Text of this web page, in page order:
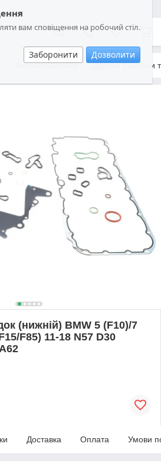
вам сповіщення на робочий стіл.
Заборонити Дозволити
Автозапчастини Двигун, системи
(нижній) BMW 5 (F10)/7
F85) 11-18 N57 D30
Доставка Оплата Умови